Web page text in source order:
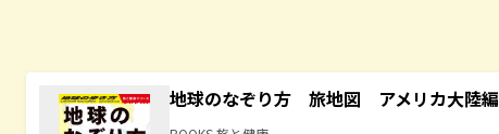
地球のなぞり方 旅地図 アメリカ大陸編